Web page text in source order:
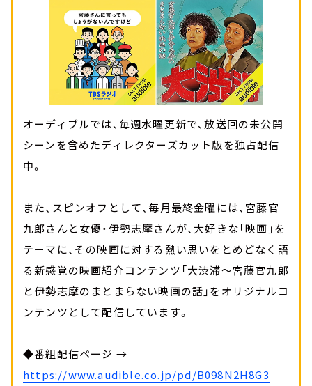
オーディブルでは、毎週水曜更新で、放送回の未公開
シーンを含めたディレクターズカット版を独占配信
中。
また、スピンオフとして、毎月最終金曜には、宮藤官
九郎さんと⼥優・伊勢志摩さんが、大好きな「映画」を
テーマに、その映画に対する熱い思いをとめどなく語
る新感覚の映画紹介コンテンツ「大渋滞～宮藤官九郎
と伊勢志摩のまとまらない映画の話」をオリジナルコ
ンテンツとして配信しています。
◆番組配信ページ →
https://www.audible.co.jp/pd/B098N2H8G3